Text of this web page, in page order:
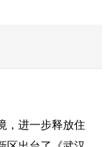
，进一步释放住